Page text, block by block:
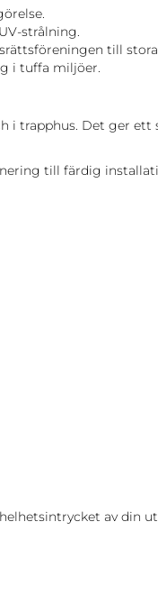
strålning.
till
i tuffa miljöer.
i trapphus. Det ger
till färdig
av din